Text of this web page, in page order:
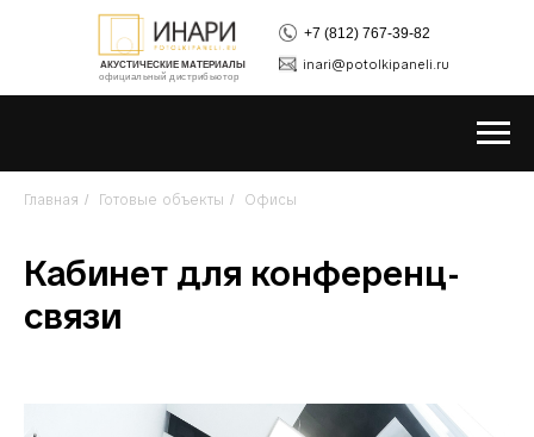
АКУСТИЧЕСКИЕ МАТЕРИАЛЫ
официальный дистрибьютор
inari@potolkipaneli.ru
+7 (812) 767-39-82
Главная / Готовые объекты / Офисы
Кабинет для конференц-
связи